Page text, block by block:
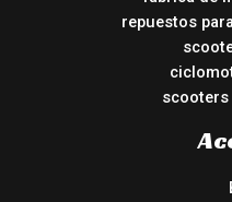
repuestos
scooters